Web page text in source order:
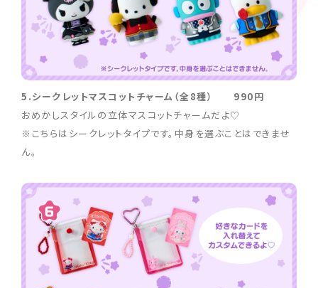
5.シークレットマスコットチャーム（全8種） 990円
おめかしスタイルの立体マスコットチャームだよ♡
※こちらはシークレットタイプです。中身を選ぶことはできませ
ん。